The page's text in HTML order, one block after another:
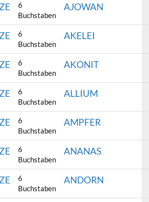
6
Buchstaben
AJOWAN
6
Buchstaben
AKELEI
6
Buchstaben
AKONIT
6
Buchstaben
ALLIUM
6
Buchstaben
AMPFER
6
Buchstaben
ANANAS
6
Buchstaben
ANDORN